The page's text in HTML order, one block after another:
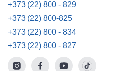
+373 (22) 800 - 829
+373 (22) 800-825
+373 (22) 800 - 834
+373 (22) 800 - 827